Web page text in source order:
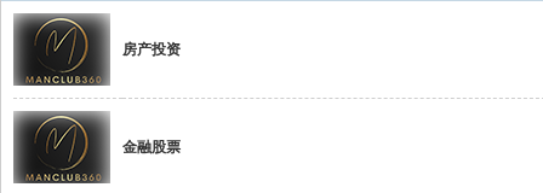
an
ub
36
房产投资
金融股票